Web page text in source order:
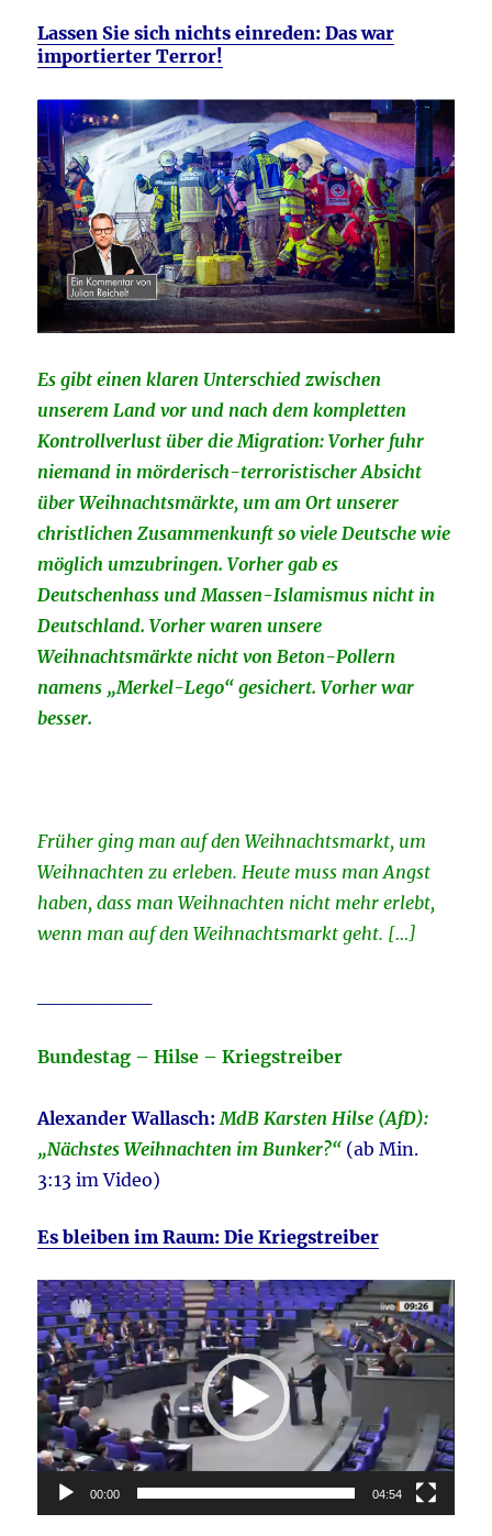
Lassen Sie sich nichts einreden: Das war
importierter Terror!
Es gibt einen klaren Unterschied zwischen
unserem Land vor und nach dem kompletten
Kontrollverlust über die Migration: Vorher fuhr
niemand in mörderisch-terroristischer Absicht
über Weihnachtsmärkte, um am Ort unserer
christlichen Zusammenkunft so viele Deutsche wie
möglich umzubringen. Vorher gab es
Deutschenhass und Massen-Islamismus nicht in
Deutschland. Vorher waren unsere
Weihnachtsmärkte nicht von Beton-Pollern
namens „Merkel-Lego“ gesichert. Vorher war
besser.
Früher ging man auf den Weihnachtsmarkt, um
Weihnachten zu erleben. Heute muss man Angst
haben, dass man Weihnachten nicht mehr erlebt,
wenn man auf den Weihnachtsmarkt geht. […]
Bundestag – Hilse – Kriegstreiber
Alexander Wallasch: MdB Karsten Hilse (AfD):
„Nächstes Weihnachten im Bunker?“ (ab Min.
3:13 im Video)
Es bleiben im Raum: Die Kriegstreiber
Video-
Player
00:00 04:54